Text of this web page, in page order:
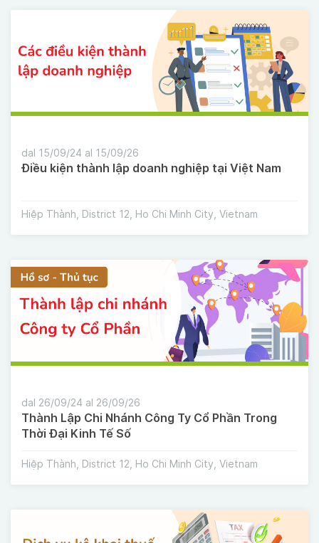
Điều kiện thành lập doanh nghiệp tại Việt Nam
dal 15/09/24 al 15/09/26
Hiệp Thành, District 12, Ho Chi Minh City, Vietnam
Thành Lập Chi Nhánh Công Ty Cổ Phần Trong
Thời Đại Kinh Tế Số
dal 26/09/24 al 26/09/26
Hiệp Thành, District 12, Ho Chi Minh City, Vietnam